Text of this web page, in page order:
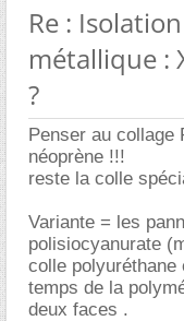
Re :
métallique :
?
Penser au collage
néoprène !!!
reste la colle
Variante = les
polisiocyanurate
colle
temps de la
deux faces .